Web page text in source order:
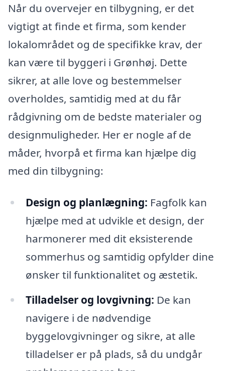
Når du overvejer en tilbygning, er det
vigtigt at finde et firma, som kender
lokalområdet og de specifikke krav, der
kan være til byggeri i Grønhøj. Dette
sikrer, at alle love og bestemmelser
overholdes, samtidig med at du får
rådgivning om de bedste materialer og
designmuligheder. Her er nogle af de
måder, hvorpå et firma kan hjælpe dig
med din tilbygning:
Design og planlægning: Fagfolk kan
hjælpe med at udvikle et design, der
harmonerer med dit eksisterende
sommerhus og samtidig opfylder dine
ønsker til funktionalitet og æstetik.
Tilladelser og lovgivning: De kan
navigere i de nødvendige
byggelovgivninger og sikre, at alle
tilladelser er på plads, så du undgår